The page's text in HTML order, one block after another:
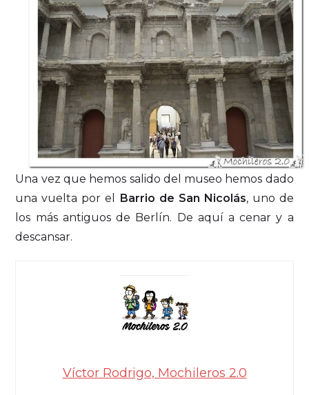
Una vez que hemos salido del museo hemos dado
una vuelta por el Barrio de San Nicolás, uno de
los más antiguos de Berlín. De aquí a cenar y a
descansar.
Víctor Rodrigo, Mochileros 2.0